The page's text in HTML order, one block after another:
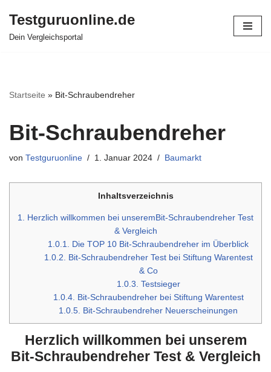
Zum
Testguruonline.de
Dein Vergleichsportal
Startseite » Bit-Schraubendreher
Bit-Schraubendreher
von Testguruonline 1. Januar 2024 Baumarkt
Inhaltsverzeichnis
1. Herzlich willkommen bei unseremBit-Schraubendreher Test
& Vergleich
1.0.1. Die TOP 10 Bit-Schraubendreher im Überblick
1.0.2. Bit-Schraubendreher Test bei Stiftung Warentest
& Co
1.0.3. Testsieger
1.0.4. Bit-Schraubendreher bei Stiftung Warentest
1.0.5. Bit-Schraubendreher Neuerscheinungen
Herzlich willkommen bei unserem
Bit-Schraubendreher Test & Vergleich